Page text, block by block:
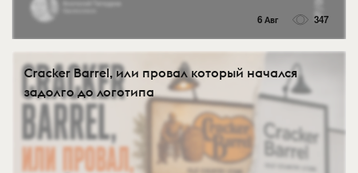
6 Авг 347
Cracker Barrel, или провал который начался
задолго до логотипа